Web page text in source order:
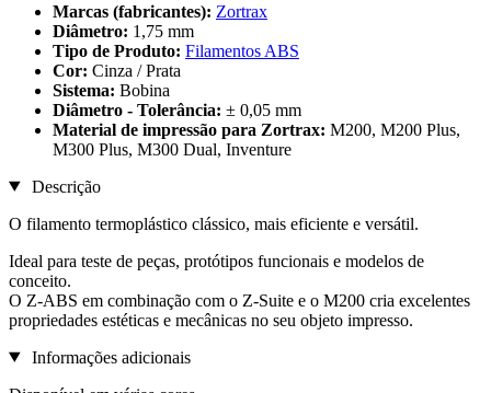
Marcas (fabricantes): Zortrax
Diâmetro: 1,75 mm
Tipo de Produto: Filamentos ABS
Cor: Cinza / Prata
Sistema: Bobina
Diâmetro - Tolerância: ± 0,05 mm
Material de impressão para Zortrax: M200, M200 Plus,
M300 Plus, M300 Dual, Inventure
Descrição
O filamento termoplástico clássico, mais eficiente e versátil.
Ideal para teste de peças, protótipos funcionais e modelos de
conceito.
O Z-ABS em combinação com o Z-Suite e o M200 cria excelentes
propriedades estéticas e mecânicas no seu objeto impresso.
Informações adicionais